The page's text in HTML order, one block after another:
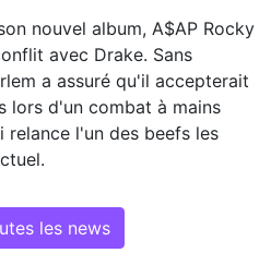
nouvel album, A$AP Rocky
avec Drake. Sans
a assuré qu'il accepterait
lors d'un combat à mains
relance l'un des beefs les
les news